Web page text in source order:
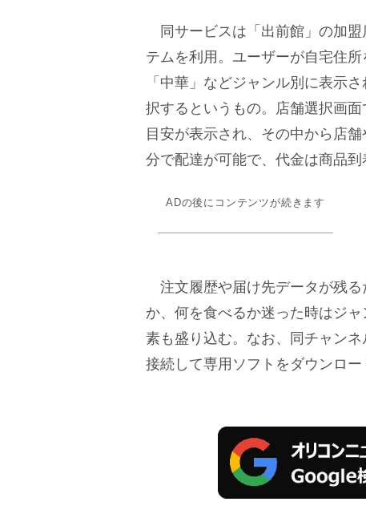
同サービスは「出前館」の加盟
テムを利用。ユーザーが自宅住
「中華」などジャンル別に表示
択するというもの。店舗選択画
目安が表示され、その中から店
分で配達が可能で、代金は商品到
ADの後にコンテンツが続きます
注文履歴や届け先データが残る
か、何を食べるか迷った時はジ
素も盛り込む。なお、同チャン
接続して専用ソフトをダウンロー